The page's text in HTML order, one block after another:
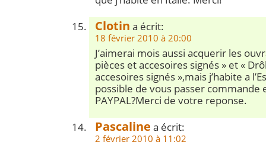
Clotin a écrit:
18 février 2010 à 20:00
J’aimerai mois aussi acquerir les
pièces et accesoires signés » et «
accesoires signés »,mais j’habite a
possible de vous passer commande
PAYPAL?Merci de votre reponse.
Pascaline a écrit:
2 février 2010 à 11:02